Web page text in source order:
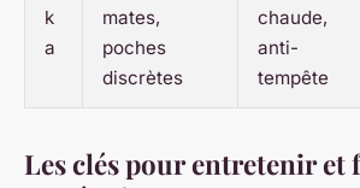
k
a
mates,
poches
discrètes
chaude,
anti-
tempête
Les clés pour entretenir et